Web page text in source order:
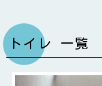
トイレ 一覧